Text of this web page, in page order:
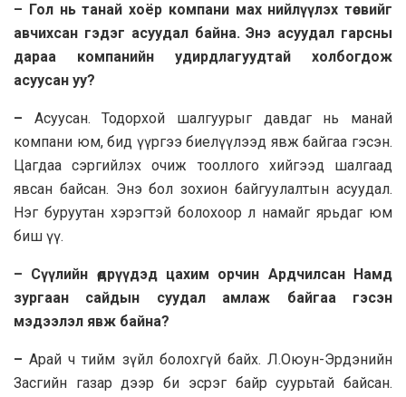
– Гол нь танай хоёр компани мах нийлүүлэх төсвийг
авчихсан гэдэг асуудал байна. Энэ асуудал гарсны
дараа компанийн удирдлагуудтай холбогдож
асуусан уу?
– Асуусан. Тодорхой шалгуурыг давдаг нь манай
компани юм, бид үүргээ биелүүлээд явж байгаа гэсэн.
Цагдаа сэргийлэх очиж тооллого хийгээд шалгаад
явсан байсан. Энэ бол зохион байгуулалтын асуудал.
Нэг буруутан хэрэгтэй болохоор л намайг ярьдаг юм
биш үү.
– Сүүлийн өдрүүдэд цахим орчин Ардчилсан Намд
зургаан сайдын суудал амлаж байгаа гэсэн
мэдээлэл явж байна?
–Арай ч тийм зүйл болохгүй байх. Л.Оюун-Эрдэнийн
Засгийн газар дээр би эсрэг байр суурьтай байсан.